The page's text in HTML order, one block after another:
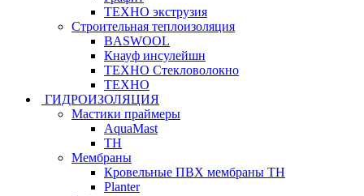
ТЕХНО экструзия
Строительная теплоизоляция
BASWOOL
Кнауф инсулейшн
ТЕХНО Стекловолокно
ТЕХНО
ГИДРОИЗОЛЯЦИЯ
Мастики праймеры
AquaMast
ТН
Мембраны
Кровельные ПВХ мембраны ТН
Planter